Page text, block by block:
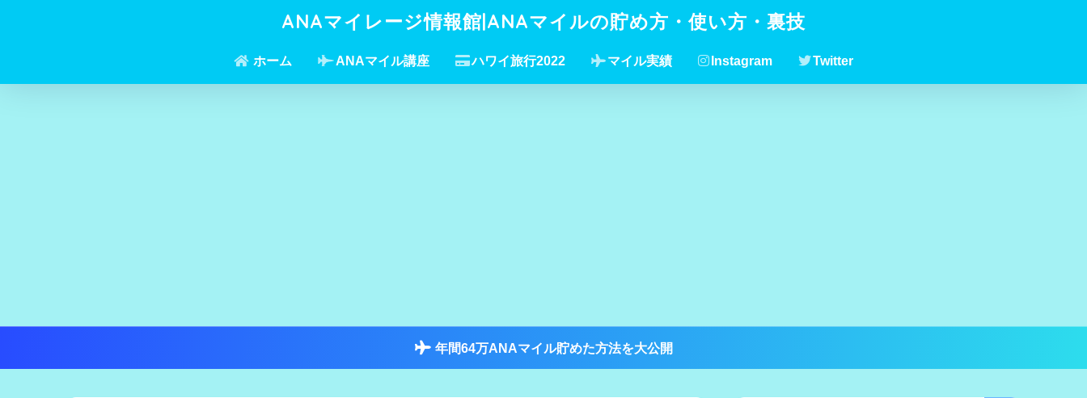
ANAマイレージ情報館|ANAマイルの貯め方・使い方・裏技
ホーム ANAマイル講座 ハワイ旅行2022 マイル実績 Instagram Twitter
年間64万ANAマイル貯めた方法を大公開